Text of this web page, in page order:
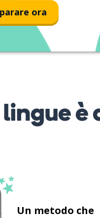
ora
Un metodo che